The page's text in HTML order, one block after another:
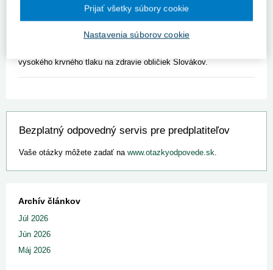
Rastúci počet chorých na dialýze podporuje potrebu zvyšovania
na transplantačnej listine je zaradených 372 osôb. Tento trend
vysokého krvného tlaku na zdravie obličiek Slovákov.
Bezplatný odpovedný servis pre predplatiteľov
Vaše otázky môžete zadať na www.otazkyodpovede.sk.
Archív článkov
Júl 2026
Jún 2026
Máj 2026
Nastavenia súborov cookie
Prijať všetky súbory cookie